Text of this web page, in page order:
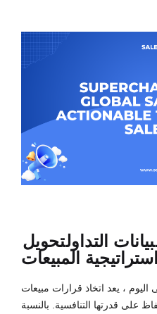
بيانات التداولتحويل
استراتيجية المبيعات
، يعد اتخاذ قرارات مبيعات
على قدرتها التنافسية. بالنسبة